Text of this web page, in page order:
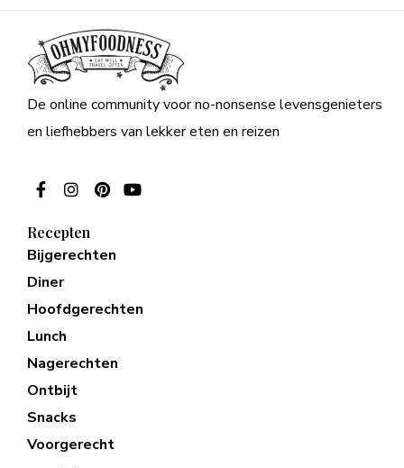
De online community voor no-nonsense levensgenieters
en liefhebbers van lekker eten en reizen
Recepten
Bijgerechten
Diner
Hoofdgerechten
Lunch
Nagerechten
Ontbijt
Snacks
Voorgerecht